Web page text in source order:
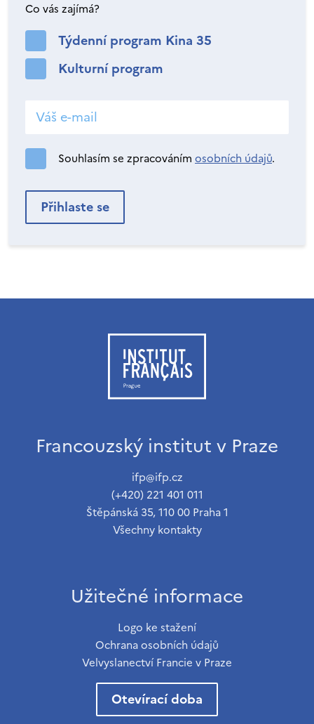
Co vás zajímá?
Týdenní program Kina 35
Kulturní program
Souhlasím se zpracováním osobních údajů.
Francouzský institut v Praze
ifp@ifp.cz
(+420) 221 401 011
Štěpánská 35, 110 00 Praha 1
Všechny kontakty
Užitečné informace
Logo ke stažení
Ochrana osobních údajů
Velvyslanectví Francie v Praze
Otevírací doba